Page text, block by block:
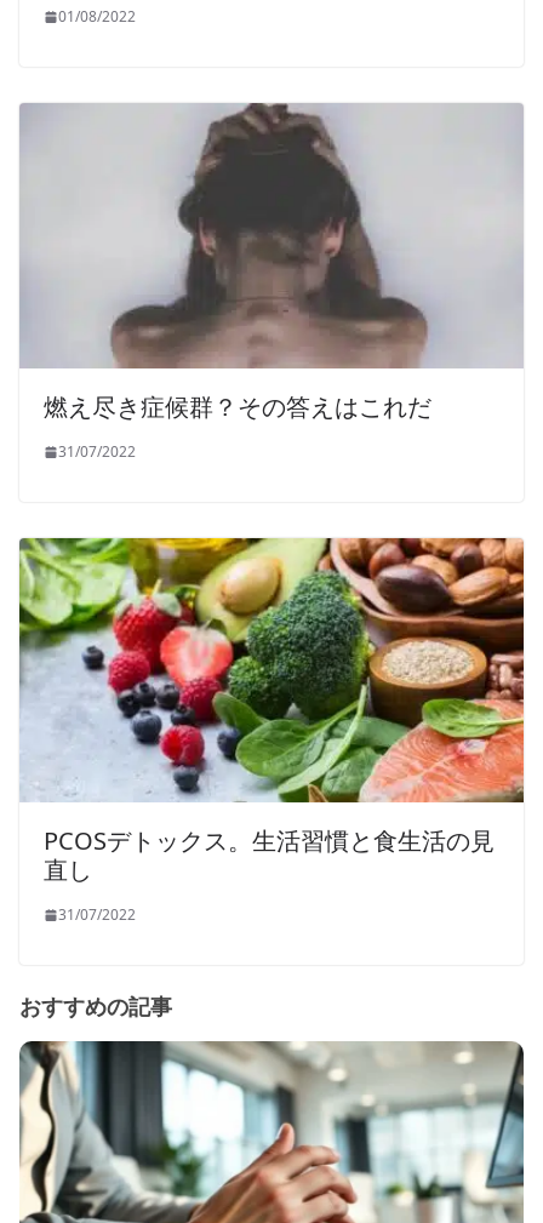
01/08/2022
燃え尽き症候群？その答えはこれだ
31/07/2022
PCOSデトックス。生活習慣と食生活の見
直し
31/07/2022
おすすめの記事